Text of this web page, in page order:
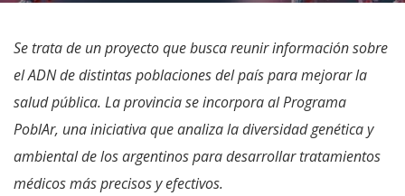
Se trata de un proyecto que busca reunir información sobre
el ADN de distintas poblaciones del país para mejorar la
salud pública. La provincia se incorpora al Programa
PoblAr, una iniciativa que analiza la diversidad genética y
ambiental de los argentinos para desarrollar tratamientos
médicos más precisos y efectivos.